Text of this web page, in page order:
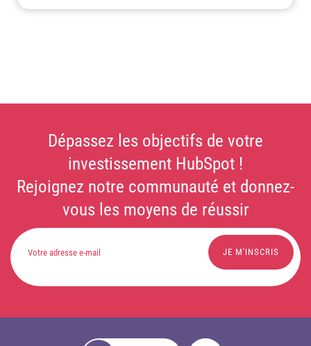
Dépassez les objectifs de votre
investissement HubSpot !
Rejoignez notre communauté et donnez-
vous les moyens de réussir